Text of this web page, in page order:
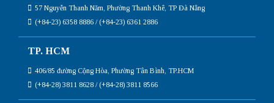
57 Nguyễn Thanh Năm, Phường Thanh Khê, TP Đà Nẵng
(+84-23) 6358 8886 / (+84-23) 6361 2886
TP. HCM
406/85 đường Cộng Hòa, Phường Tân Bình, TP.HCM
(+84-28) 3811 8628 / (+84-28) 3811 8566